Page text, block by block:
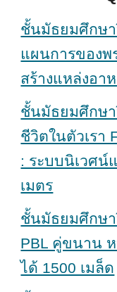
ชั้นมัธยมศึกษ
แผนการของพ
สร้างแหล่งอา
ชั้นมัธยมศึกษ
ชีวิตในตัวเรา
: ระบบนิเวศน์
เมตร
ชั้นมัธยมศึกษา
PBL คู่ขนาน
ได้ 1500 เมล็ด